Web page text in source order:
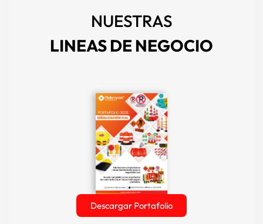
NUESTRAS
LINEAS DE NEGOCIO
Descargar Portafolio